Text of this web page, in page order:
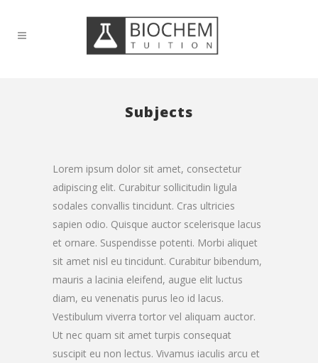
Subjects
Lorem ipsum dolor sit amet, consectetur
adipiscing elit. Curabitur sollicitudin ligula
sodales convallis tincidunt. Cras ultricies
sapien odio. Quisque auctor scelerisque lacus
et ornare. Suspendisse potenti. Morbi aliquet
sit amet nisl eu tincidunt. Curabitur bibendum,
mauris a lacinia eleifend, augue elit luctus
diam, eu venenatis purus leo id lacus.
Vestibulum viverra tortor vel aliquam auctor.
Ut nec quam sit amet turpis consequat
suscipit eu non lectus. Vivamus iaculis arcu et